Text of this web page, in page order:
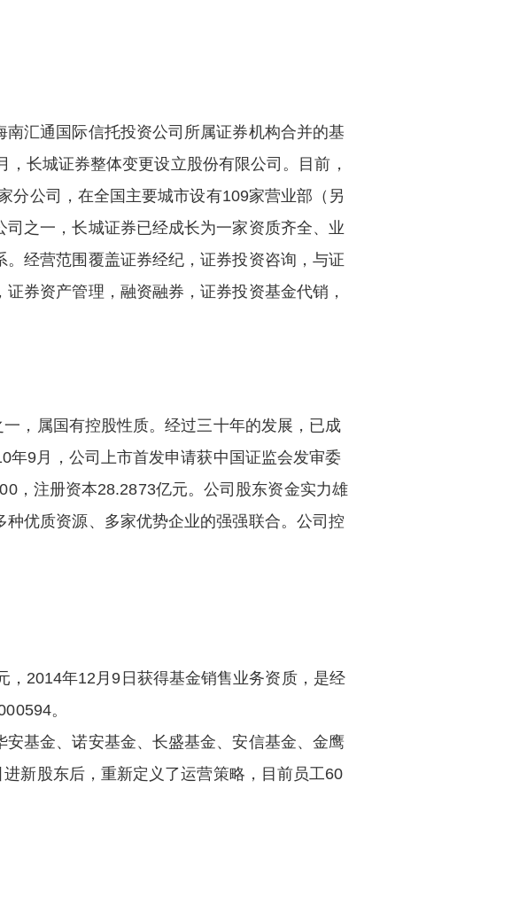
汇通国际信托投资公司所属证券机构合并的基
长城证券整体变更设立股份有限公司。目前，
分公司，在全国主要城市设有109家营业部（另
之一，长城证券已经成长为一家资质齐全、业
经营范围覆盖证券经纪，证券投资咨询，与证
券资产管理，融资融券，证券投资基金代销，
，属国有控股性质。经过三十年的发展，已成
年9月，公司上市首发申请获中国证监会发审委
，注册资本28.2873亿元。公司股东资金实力雄
优质资源、多家优势企业的强强联合。公司控
2014年12月9日获得基金销售业务资质，是经
。
基金、诺安基金、长盛基金、安信基金、金鹰
新股东后，重新定义了运营策略，目前员工60